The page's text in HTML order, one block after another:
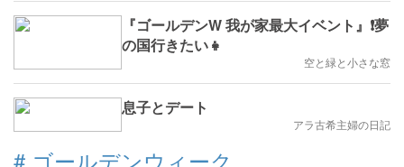
『ゴールデンW 我が家最大イベント』❗️夢
の国行きたい👧
空と緑と小さな窓
息子とデート
アラ古希主婦の日記
# ゴールデンウィーク